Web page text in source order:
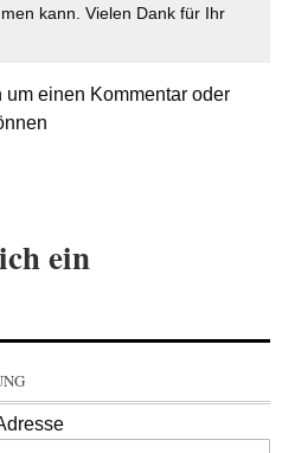
kann. Vielen Dank für Ihr
einen Kommentar oder
ein